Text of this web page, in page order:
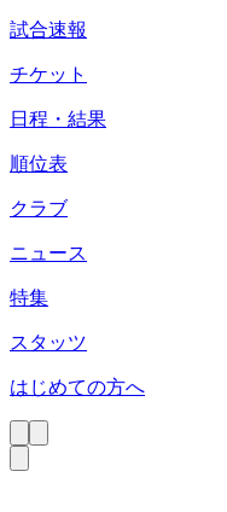
試合速報
チケット
日程・結果
順位表
クラブ
ニュース
特集
スタッツ
はじめての方へ